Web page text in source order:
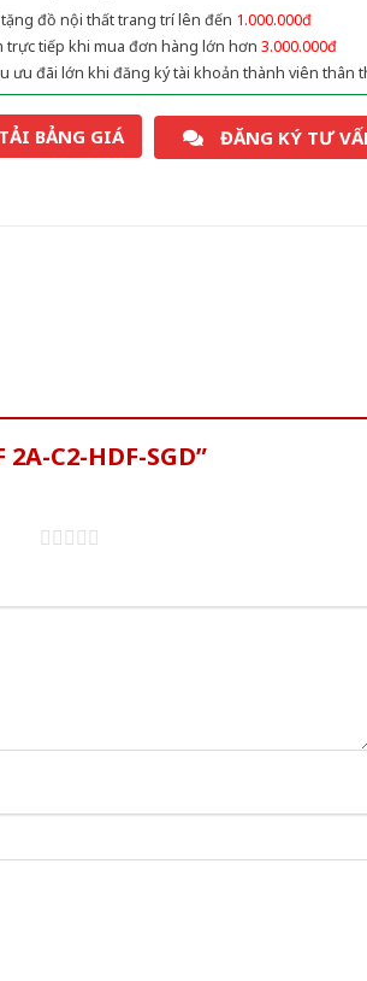
đồ nội thất trang trí lên đến 1.000.000đ
trực tiếp khi mua đơn hàng lớn hơn 3.000.000đ
ưu đãi lớn khi đăng ký tài khoản thành viên thân
TẢI BẢNG GIÁ ĐĂNG KÝ TƯ
C2-HDF-SGD”